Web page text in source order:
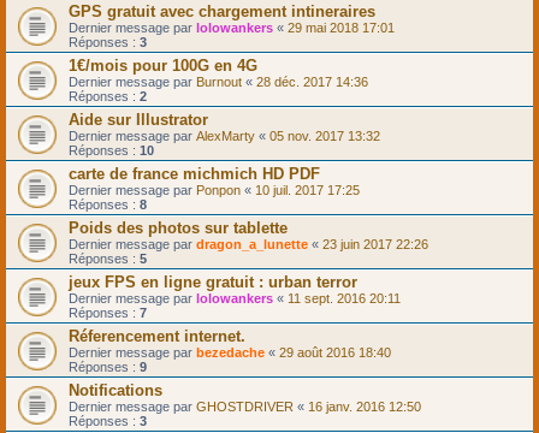
GPS gratuit avec chargement intineraires
Dernier message par lolowankers « 29 mai 2018 17:01
Réponses : 3
1€/mois pour 100G en 4G
Dernier message par Burnout « 28 déc. 2017 14:36
Réponses : 2
Aide sur Illustrator
Dernier message par AlexMarty « 05 nov. 2017 13:32
Réponses : 10
carte de france michmich HD PDF
Dernier message par Ponpon « 10 juil. 2017 17:25
Réponses : 8
Poids des photos sur tablette
Dernier message par dragon_a_lunette « 23 juin 2017 22:26
Réponses : 5
jeux FPS en ligne gratuit : urban terror
Dernier message par lolowankers « 11 sept. 2016 20:11
Réponses : 7
Réferencement internet.
Dernier message par bezedache « 29 août 2016 18:40
Réponses : 9
Notifications
Dernier message par GHOSTDRIVER « 16 janv. 2016 12:50
Réponses : 3